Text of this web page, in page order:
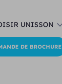
UNISSON
DE BROCHURE